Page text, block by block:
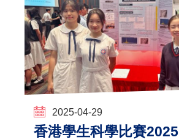
2025-04-29
香港學生科學比賽2025